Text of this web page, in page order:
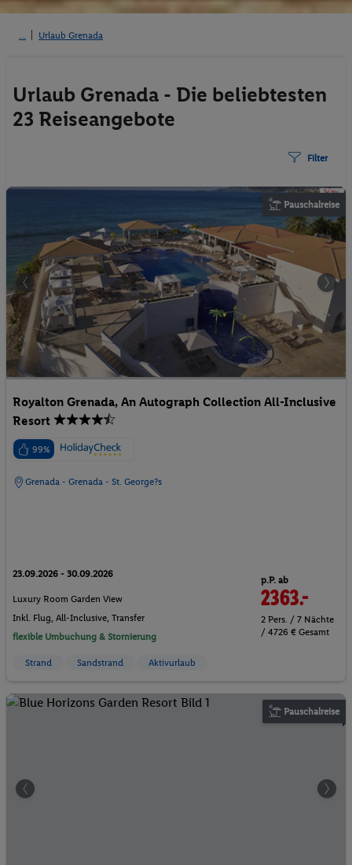
Urlaub Grenada
Urlaub Grenada - Die beliebtesten
23 Reiseangebote
Filter
Pauschalreise
Royalton Grenada, An Autograph Collection All-Inclusive
Resort
99%
Grenada - Grenada - St. George?s
23.09.2026 - 30.09.2026
Luxury Room Garden View
Inkl. Flug, All-Inclusive , Transfer
flexible Umbuchung & Stornierung
p.P. ab
2363.-
2 Pers. / 7 Nächte
/ 4726 € Gesamt
Strand Sandstrand Aktivurlaub
Pauschalreise